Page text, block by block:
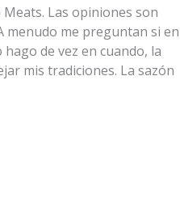
Las opiniones son
menudo me preguntan si en
de vez en cuando, la
mis tradiciones. La sazón